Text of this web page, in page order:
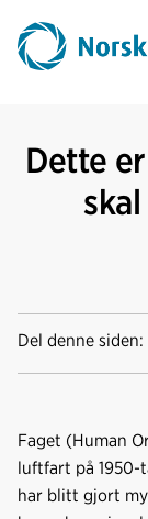
Dette
Del denne siden:
Faget (Human
luftfart på 1950-
har blitt gjort